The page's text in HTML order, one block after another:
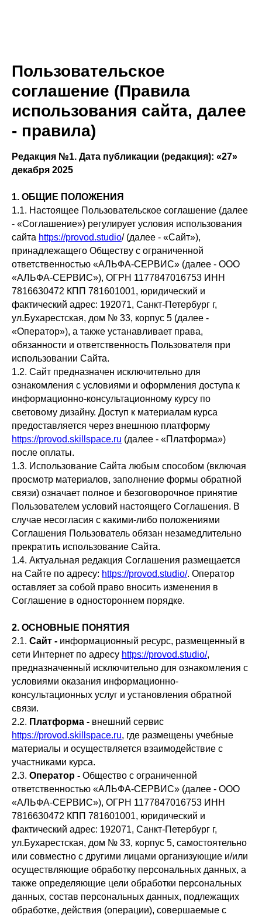
Пользовательское
соглашение (Правила
использования сайта, далее
- правила)
Редакция №1. Дата публикации (редакция): «27»
декабря 2025
1. ОБЩИЕ ПОЛОЖЕНИЯ
1.1. Настоящее Пользовательское соглашение (далее
- «Соглашение») регулирует условия использования
сайта https://provod.studio/ (далее - «Сайт»),
принадлежащего Обществу с ограниченной
ответственностью «АЛЬФА-СЕРВИС» (далее - ООО
«АЛЬФА-СЕРВИС»), ОГРН 1177847016753 ИНН
7816630472 КПП 781601001, юридический и
фактический адрес: 192071, Санкт-Петербург г,
ул.Бухарестская, дом № 33, корпус 5 (далее -
«Оператор»), а также устанавливает права,
обязанности и ответственность Пользователя при
использовании Сайта.
1.2. Сайт предназначен исключительно для
ознакомления с условиями и оформления доступа к
информационно-консультационному курсу по
световому дизайну. Доступ к материалам курса
предоставляется через внешнюю платформу
https://provod.skillspace.ru (далее - «Платформа»)
после оплаты.
1.3. Использование Сайта любым способом (включая
просмотр материалов, заполнение формы обратной
связи) означает полное и безоговорочное принятие
Пользователем условий настоящего Соглашения. В
случае несогласия с какими-либо положениями
Соглашения Пользователь обязан незамедлительно
прекратить использование Сайта.
1.4. Актуальная редакция Соглашения размещается
на Сайте по адресу: https://provod.studio/. Оператор
оставляет за собой право вносить изменения в
Соглашение в одностороннем порядке.
2. ОСНОВНЫЕ ПОНЯТИЯ
2.1. Сайт - информационный ресурс, размещенный в
сети Интернет по адресу https://provod.studio/,
предназначенный исключительно для ознакомления с
условиями оказания информационно-
консультационных услуг и установления обратной
связи.
2.2. Платформа - внешний сервис
https://provod.skillspace.ru, где размещены учебные
материалы и осуществляется взаимодействие с
участниками курса.
2.3. Оператор - Общество с ограниченной
ответственностью «АЛЬФА-СЕРВИС» (далее - ООО
«АЛЬФА-СЕРВИС»), ОГРН 1177847016753 ИНН
7816630472 КПП 781601001, юридический и
фактический адрес: 192071, Санкт-Петербург г,
ул.Бухарестская, дом № 33, корпус 5, самостоятельно
или совместно с другими лицами организующие и/или
осуществляющие обработку персональных данных, а
также определяющие цели обработки персональных
данных, состав персональных данных, подлежащих
обработке, действия (операции), совершаемые с